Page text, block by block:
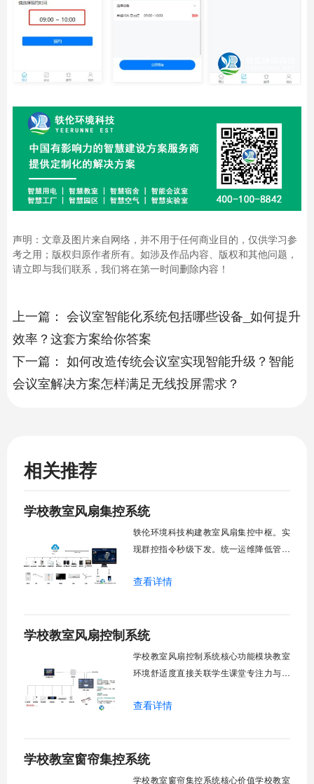
声明：文章及图片来自网络，并不用于任何商业目的，仅供学习参
考之用；版权归原作者所有。如涉及作品内容、版权和其他问题，
请立即与我们联系，我们将在第一时间删除内容！
上一篇： 会议室智能化系统包括哪些设备_如何提升
效率？这套方案给你答案
下一篇： 如何改造传统会议室实现智能升级？智能
会议室解决方案怎样满足无线投屏需求？
相关推荐
学校教室风扇集控系统
轶伦环境科技构建教室风扇集控中枢。实
现群控指令秒级下发。统一运维降低管理
巡检盲区。保障教学环境温湿度适宜。数
块清单：远程集中控制。智能定时调度。
环境自适应调节。能耗监测统计。故障预
查看详情
学校教室风扇控制系统
学校教室风扇控制系统核心功能模块教室
环境舒适度直接关联学生课堂专注力与学
领域，打造教室风扇控制系统，实现温度
分组联动、安全防护六大模块一体化运
行，为学校提供精细化风扇管理方案。
查看详情
学校教室窗帘集控系统
学校教室窗帘集控系统核心价值学校教室